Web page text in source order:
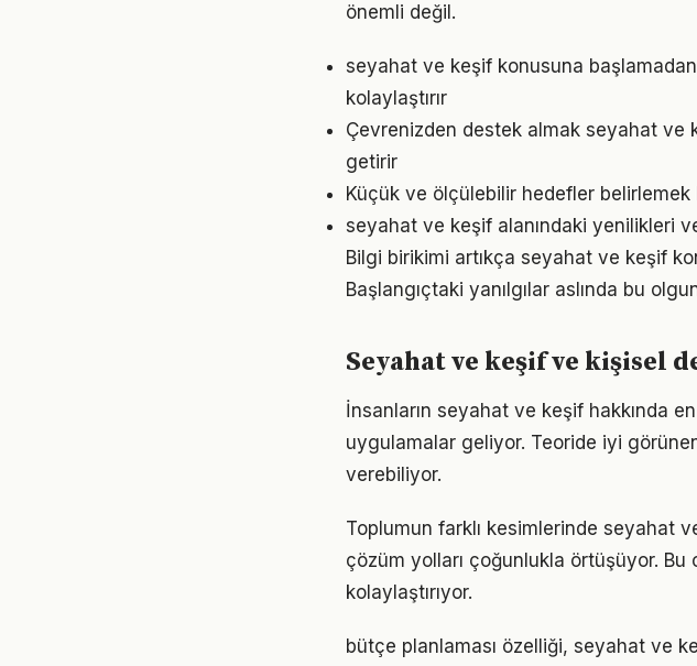
önemli değil.
seyahat ve keşif konusuna
kolaylaştırır
Çevrenizden destek almak seyahat ve
getirir
Küçük ve ölçülebilir hedefler belirlemek
seyahat ve keşif alanındaki yenilikleri
Bilgi birikimi artıkça seyahat ve keşif
Başlangıçtaki yanılgılar aslında bu
Seyahat ve keşif ve kişisel
İnsanların seyahat ve keşif hakkında
uygulamalar geliyor. Teoride iyi
verebiliyor.
Toplumun farklı kesimlerinde seyahat
çözüm yolları çoğunlukla örtüşüyor. Bu
kolaylaştırıyor.
bütçe planlaması özelliği, seyahat ve